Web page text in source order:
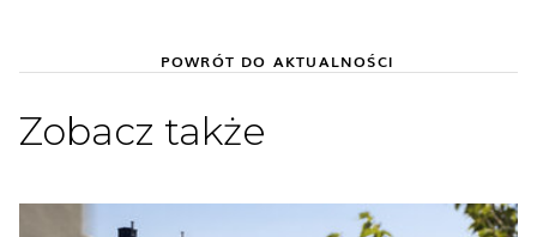
POWRÓT DO AKTUALNOŚCI
Zobacz także